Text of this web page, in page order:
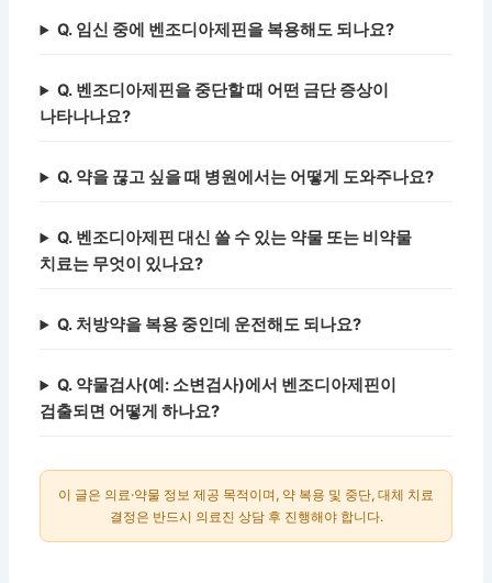
Q. 임신 중에 벤조디아제핀을 복용해도 되나요?
Q. 벤조디아제핀을 중단할 때 어떤 금단 증상이
나타나나요?
Q. 약을 끊고 싶을 때 병원에서는 어떻게 도와주나요?
Q. 벤조디아제핀 대신 쓸 수 있는 약물 또는 비약물
치료는 무엇이 있나요?
Q. 처방약을 복용 중인데 운전해도 되나요?
Q. 약물검사(예: 소변검사)에서 벤조디아제핀이
검출되면 어떻게 하나요?
이 글은 의료·약물 정보 제공 목적이며, 약 복용 및 중단, 대체 치료
결정은 반드시 의료진 상담 후 진행해야 합니다.